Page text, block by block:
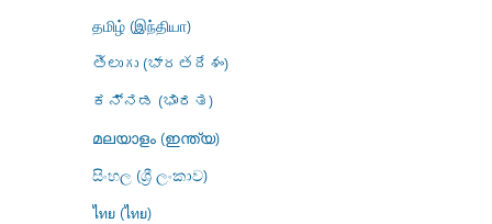
தமிழ் (இந்தியா)
తెలుగు (భారతదేశం)
ಕನ್ನಡ (ಭಾರತ)
മലയാളം (ഇന്ത്യ)
සිංහල (ශ්‍රී ලංකාව)
ไทย (ไทย)